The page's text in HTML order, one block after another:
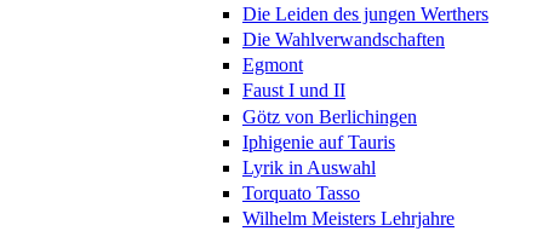
Die Leiden des jungen Werthers
Die Wahlverwandschaften
Egmont
Faust I und II
Götz von Berlichingen
Iphigenie auf Tauris
Lyrik in Auswahl
Torquato Tasso
Wilhelm Meisters Lehrjahre